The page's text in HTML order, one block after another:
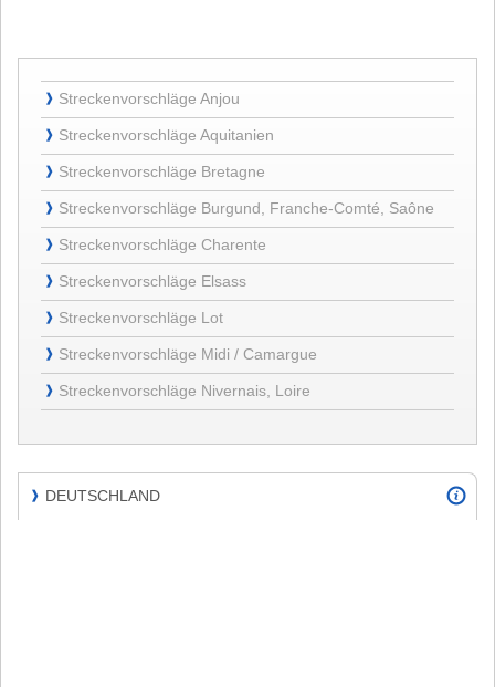
Streckenvorschläge
Anjou
❱ Streckenvorschläge Anjou
Streckenvorschläge
Aquitanien
❱ Streckenvorschläge Aquitanien
Streckenvorschläge
Bretagne
❱ Streckenvorschläge Bretagne
Streckenvorschläge
Burgund,
Franche-
Comté,
Saône
❱ Streckenvorschläge Burgund, Franche-Comté, Saône
Streckenvorschläge
Charente
❱ Streckenvorschläge Charente
Streckenvorschläge
Elsass
❱ Streckenvorschläge Elsass
Streckenvorschläge
Lot
❱ Streckenvorschläge Lot
Streckenvorschläge
Midi
Camargue
❱ Streckenvorschläge Midi / Camargue
Streckenvorschläge
Nivernais,
❱ Streckenvorschläge Nivernais, Loire
❱ DEUTSCHLAND